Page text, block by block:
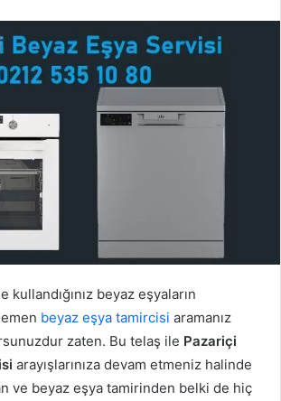
kullandığınız beyaz eşyaların
beyaz eşya tamircisi aramanız
zaten. Bu telaş ile Pazariçi
arayışlarınıza devam etmeniz halinde
ve beyaz eşya tamirinden belki de hiç